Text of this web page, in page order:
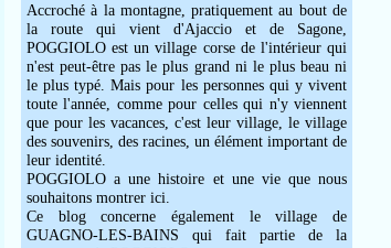
Accroché à la montagne, pratiquement au bout de
la route qui vient d'Ajaccio et de Sagone,
POGGIOLO est un village corse de l'intérieur qui
n'est peut-être pas le plus grand ni le plus beau ni
le plus typé. Mais pour les personnes qui y vivent
toute l'année, comme pour celles qui n'y viennent
que pour les vacances, c'est leur village, le village
des souvenirs, des racines, un élément important de
leur identité.
POGGIOLO a une histoire et une vie que nous
souhaitons montrer ici.
Ce blog concerne également le village de
GUAGNO-LES-BAINS qui fait partie de la